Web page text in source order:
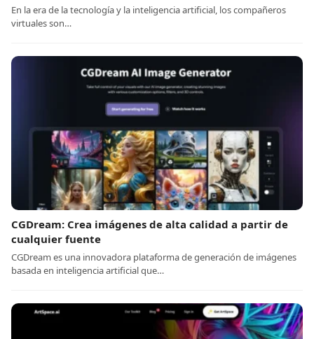
En la era de la tecnología y la inteligencia artificial, los compañeros
virtuales son…
CGDream: Crea imágenes de alta calidad a partir de
cualquier fuente
CGDream es una innovadora plataforma de generación de imágenes
basada en inteligencia artificial que…